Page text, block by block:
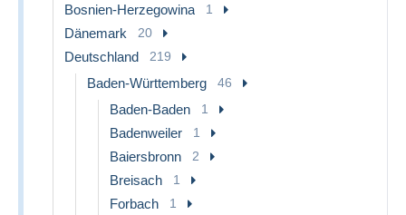
Bosnien-Herzegowina 1
Dänemark 20
Deutschland 219
Baden-Württemberg 46
Baden-Baden 1
Badenweiler 1
Baiersbronn 2
Breisach 1
Forbach 1